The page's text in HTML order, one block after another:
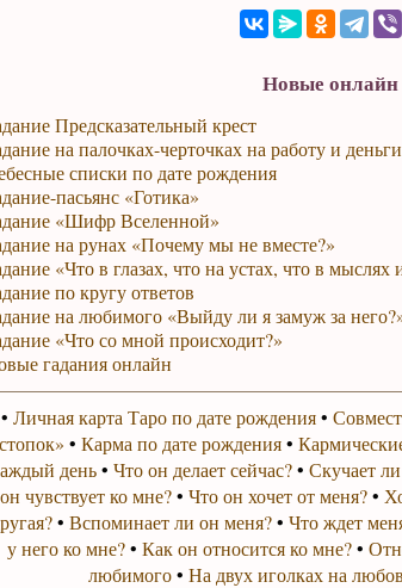
Новые онлайн
Предсказательный крест
на палочках-черточках на работу и деньги
списки по дате рождения
пасьянс «Готика»
«Шифр Вселенной»
на рунах «Почему мы не вместе?»
«Что в глазах, что на устах, что в мыслях
по кругу ответов
на любимого «Выйду ли я замуж за
«Что со мной происходит?»
гадания онлайн
• Личная карта Таро по дате рождения•
стопок» • Карма по дате рождения•
день• Что он делает сейчас?• Скучает
он чувствует ко мне?• Что он хочет от меня?•
• Вспоминает ли он меня?• Что ждет
у него ко мне?• Как он относится ко мне?•
любимого• На двух иголках на